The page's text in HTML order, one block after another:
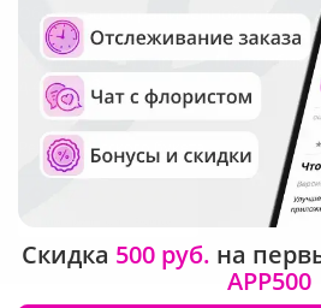
Общество с ограниченной
ОГРН: 1195476081745, ИНН:
Юридический адрес: г.
д.42, оф. 3
Рейтинг Русского букета
Скидка 500 руб. на
APP500